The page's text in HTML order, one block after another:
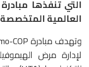
العالمية
لإدارة مرض